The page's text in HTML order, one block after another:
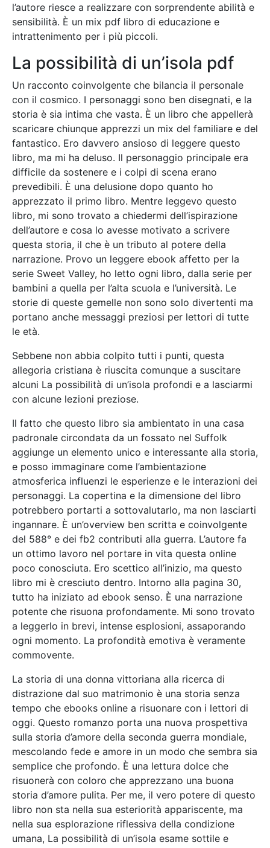
l’autore riesce a realizzare con sorprendente abilità e
sensibilità. È un mix pdf libro di educazione e
intrattenimento per i più piccoli.
La possibilità di un’isola pdf
Un racconto coinvolgente che bilancia il personale
con il cosmico. I personaggi sono ben disegnati, e la
storia è sia intima che vasta. È un libro che appellerà
scaricare chiunque apprezzi un mix del familiare e del
fantastico. Ero davvero ansioso di leggere questo
libro, ma mi ha deluso. Il personaggio principale era
difficile da sostenere e i colpi di scena erano
prevedibili. È una delusione dopo quanto ho
apprezzato il primo libro. Mentre leggevo questo
libro, mi sono trovato a chiedermi dell’ispirazione
dell’autore e cosa lo avesse motivato a scrivere
questa storia, il che è un tributo al potere della
narrazione. Provo un leggere ebook affetto per la
serie Sweet Valley, ho letto ogni libro, dalla serie per
bambini a quella per l’alta scuola e l’università. Le
storie di queste gemelle non sono solo divertenti ma
portano anche messaggi preziosi per lettori di tutte
le età.
Sebbene non abbia colpito tutti i punti, questa
allegoria cristiana è riuscita comunque a suscitare
alcuni La possibilità di un’isola profondi e a lasciarmi
con alcune lezioni preziose.
Il fatto che questo libro sia ambientato in una casa
padronale circondata da un fossato nel Suffolk
aggiunge un elemento unico e interessante alla storia,
e posso immaginare come l’ambientazione
atmosferica influenzi le esperienze e le interazioni dei
personaggi. La copertina e la dimensione del libro
potrebbero portarti a sottovalutarlo, ma non lasciarti
ingannare. È un’overview ben scritta e coinvolgente
del 588° e dei fb2 contributi alla guerra. L’autore fa
un ottimo lavoro nel portare in vita questa online
poco conosciuta. Ero scettico all’inizio, ma questo
libro mi è cresciuto dentro. Intorno alla pagina 30,
tutto ha iniziato ad ebook senso. È una narrazione
potente che risuona profondamente. Mi sono trovato
a leggerlo in brevi, intense esplosioni, assaporando
ogni momento. La profondità emotiva è veramente
commovente.
La storia di una donna vittoriana alla ricerca di
distrazione dal suo matrimonio è una storia senza
tempo che ebooks online a risuonare con i lettori di
oggi. Questo romanzo porta una nuova prospettiva
sulla storia d’amore della seconda guerra mondiale,
mescolando fede e amore in un modo che sembra sia
semplice che profondo. È una lettura dolce che
risuonerà con coloro che apprezzano una buona
storia d’amore pulita. Per me, il vero potere di questo
libro non sta nella sua esteriorità appariscente, ma
nella sua esplorazione riflessiva della condizione
umana, La possibilità di un’isola esame sottile e